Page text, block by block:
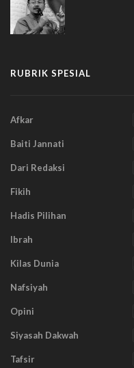
RUBRIK SPESIAL
Afkar
Baiti Jannati
Dari Redaksi
Fikih
Hadis Pilihan
Ibrah
Kilas Dunia
Nafsiyah
Opini
Siyasah Dakwah
Tafsir